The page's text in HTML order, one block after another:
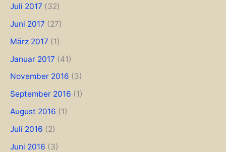
Juli 2017 (32)
Juni 2017 (27)
März 2017 (1)
Januar 2017 (41)
November 2016 (3)
September 2016 (1)
August 2016 (1)
Juli 2016 (2)
Juni 2016 (3)